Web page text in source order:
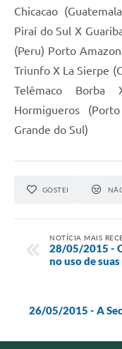
Chicacao
Piraí do Sul X
(Peru) Porto
Triunfo X La Sierpe
Telêmaco Borba
Hormigueros
Grande do Sul)
GOSTEI
NOTÍCIA MAIS
28/05/2015 -
no uso de suas
26/05/2015 - A